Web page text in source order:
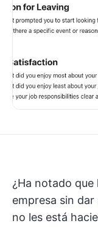
¿Ha notado que
empresa sin
no les está